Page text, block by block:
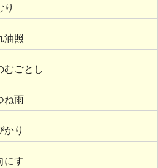
り
油照
むごとし
ね雨
かり
にす